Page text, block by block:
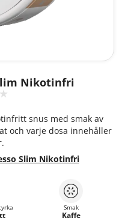
Nikotinfri
snus med smak av
och varje dosa innehåller
Slim Nikotinfri
Smak
Kaffe